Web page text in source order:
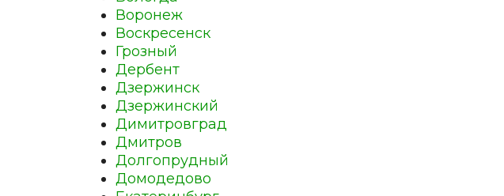
Воронеж
Воскресенск
Грозный
Дербент
Дзержинск
Дзержинский
Димитровград
Дмитров
Долгопрудный
Домодедово